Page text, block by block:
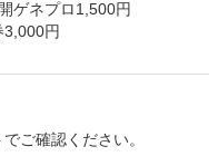
ゲネプロ1,500円
円
ご確認ください。